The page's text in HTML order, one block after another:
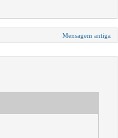
Mensagem antiga